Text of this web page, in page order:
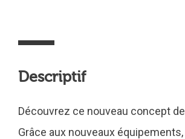
Descriptif
Découvrez ce nouveau concept
Grâce aux nouveaux